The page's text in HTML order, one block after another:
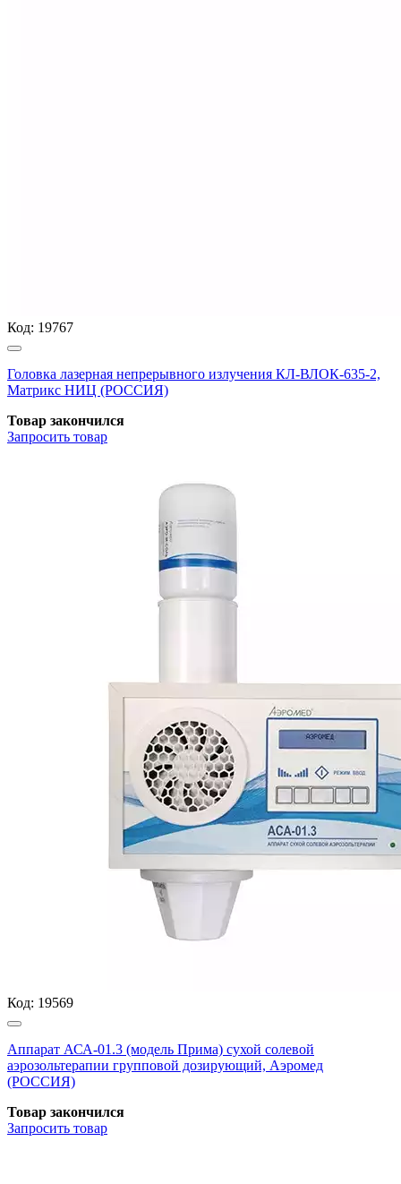
Код: 19767
Головка лазерная непрерывного излучения КЛ-ВЛОК-635-2,
Матрикс НИЦ (РОССИЯ)
Товар закончился
Запросить товар
Код: 19569
Аппарат АСА-01.3 (модель Прима) сухой солевой
аэрозольтерапии групповой дозирующий, Аэромед
(РОССИЯ)
Товар закончился
Запросить товар